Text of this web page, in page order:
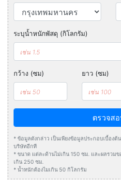
ระบุน้ำหนักพัสดุ (กิโลกรัม)
กว้าง (ซม) ยาว (ซม)
ตรวจส
* ข้อมูลดังกล่าว เป็นเพียงข้อมูลประกอบเบื้อง
บริษัทอีกที
* ขนาด แต่ละด้านไม่เกิน 150 ซม. และผลรวมข
เกิน 250 ซม.
* น้ำหนักต้องไมเกิน 50 กิโลกรัม